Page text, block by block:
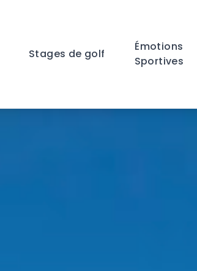
Stages de golf
Émotions
Sportives